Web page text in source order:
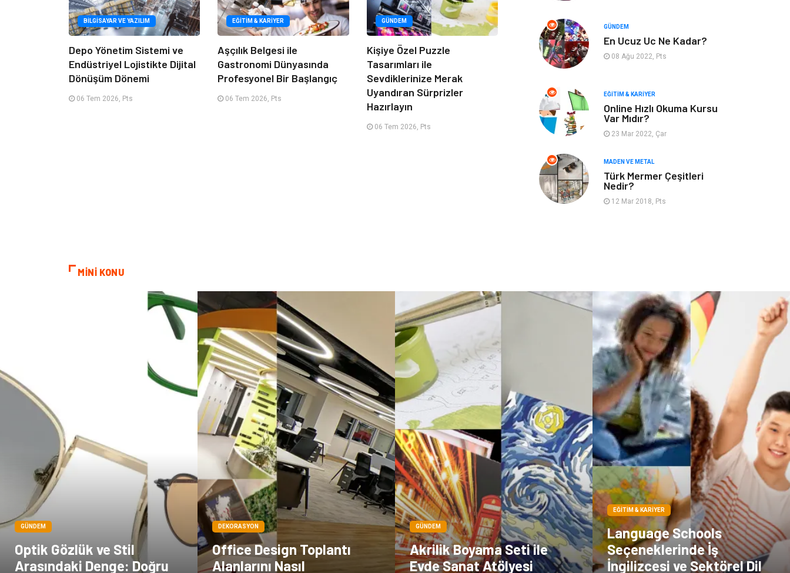
BILGISAYAR VE YAZILIM
Depo Yönetim Sistemi ve
Endüstriyel Lojistikte Dijital
Dönüşüm Dönemi
06 Tem 2026, Pts
EĞITIM & KARIYER
Aşçılık Belgesi ile
Gastronomi Dünyasında
Profesyonel Bir Başlangıç
06 Tem 2026, Pts
GÜNDEM
Kişiye Özel Puzzle
Tasarımları ile
Sevdiklerinize Merak
Uyandıran Sürprizler
Hazırlayın
06 Tem 2026, Pts
Emlak
Finans & Ekonomi Mobilya
Ürünler
Aksesuar İnternet
Nakliyat
Bebek Giyim Alüminyum
Servisleri
Kına Gecesi
Spor Malzemeleri Basın Yayın
İthalat İhracat
Bakım
GÜNDEM
En Ucuz Uc Ne Kadar?
08 Ağu 2022, Pts
EĞITIM & KARIYER
Online Hızlı Okuma Kursu
Var Mıdır?
23 Mar 2022, Çar
MADEN VE METAL
Türk Mermer Çeşitleri
Nedir?
12 Mar 2018, Pts
MİNİ KONU
GÜNDEM
Optik Gözlük ve Stil
Arasındaki Denge: Doğru
DEKORASYON
Office Design Toplantı
Alanlarını Nasıl
GÜNDEM
Akrilik Boyama Seti ile
Evde Sanat Atölyesi
EĞITIM & KARIYER
Language Schools
Seçeneklerinde İş
İngilizcesi ve Sektörel Dil